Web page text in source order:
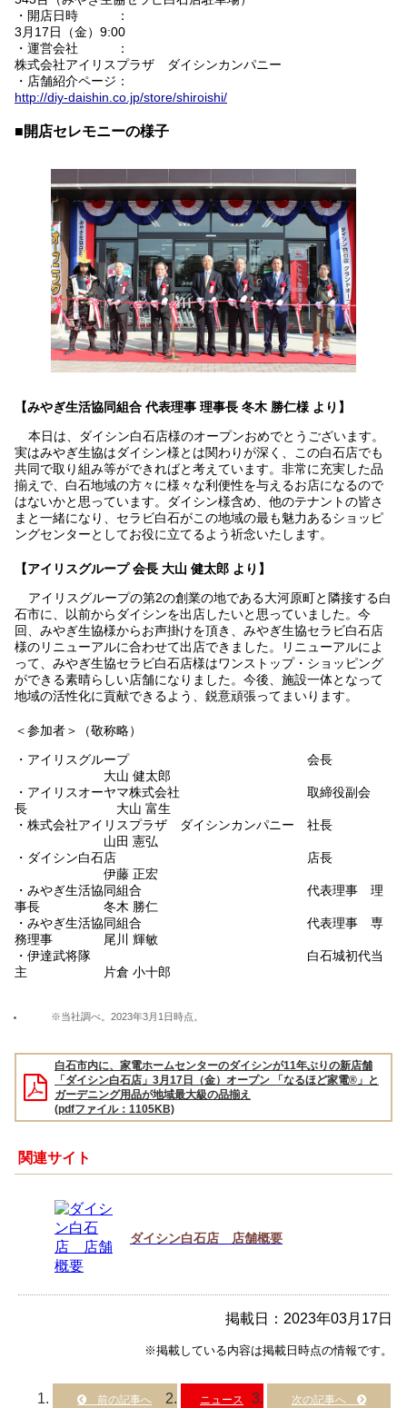
・開店日時 ：
3月17日（金）9:00
・運営会社 ：
株式会社アイリスプラザ ダイシンカンパニー
・店舗紹介ページ：
http://diy-daishin.co.jp/store/shiroishi/
■開店セレモニーの様子
【みやぎ生活協同組合 代表理事 理事長 冬木 勝仁様 より】
本日は、ダイシン白石店様のオープンおめでとうございます。
実はみやぎ生協はダイシン様とは関わりが深く、この白石店でも
共同で取り組み等ができればと考えています。非常に充実した品
揃えで、白石地域の方々に様々な利便性を与えるお店になるので
はないかと思っています。ダイシン様含め、他のテナントの皆さ
まと一緒になり、セラビ白石がこの地域の最も魅力あるショッピ
ングセンターとしてお役に立てるよう祈念いたします。
【アイリスグループ 会長 大山 健太郎 より】
アイリスグループの第2の創業の地である大河原町と隣接する白
石市に、以前からダイシンを出店したいと思っていました。今
回、みやぎ生協様からお声掛けを頂き、みやぎ生協セラビ白石店
様のリニューアルに合わせて出店できました。リニューアルによ
って、みやぎ生協セラビ白石店様はワンストップ・ショッピング
ができる素晴らしい店舗になりました。今後、施設一体となって
地域の活性化に貢献できるよう、鋭意頑張ってまいります。
＜参加者＞（敬称略）
・アイリスグループ 会長
大山 健太郎
・アイリスオーヤマ株式会社 取締役副会
長 大山 富生
・株式会社アイリスプラザ ダイシンカンパニー 社長
山田 憲弘
・ダイシン白石店 店長
伊藤 正宏
・みやぎ生活協同組合 代表理事 理
事長 冬木 勝仁
・みやぎ生活協同組合 代表理事 専
務理事 尾川 輝敏
・伊達武将隊 白石城初代当
主 片倉 小十郎
※当社調べ。2023年3月1日時点。
白石市内に、家電ホームセンターのダイシンが11年ぶりの新店舗
「ダイシン白石店」3月17日（金）オープン 「なるほど家電®」と
ガーデニング用品が地域最大級の品揃え
(pdfファイル：1105KB)
関連サイト
ダイシン白石店 店舗概要
掲載日：2023年03月17日
※掲載している内容は掲載日時点の情報です。
ニュース